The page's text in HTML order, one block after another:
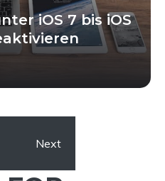
iOS 7 bis iOS
Next